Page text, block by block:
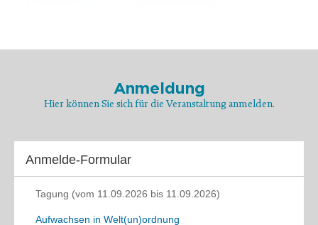
Anmeldung
Hier können Sie sich für die Veranstaltung anmelden.